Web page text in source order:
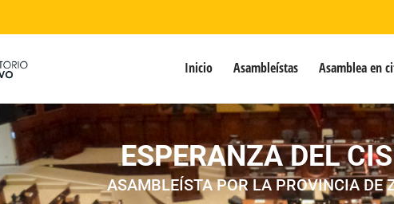
Inicio Asambleístas Asamblea en
ESPERANZA DEL
ASAMBLEÍSTA POR LA PROVINCIA DE